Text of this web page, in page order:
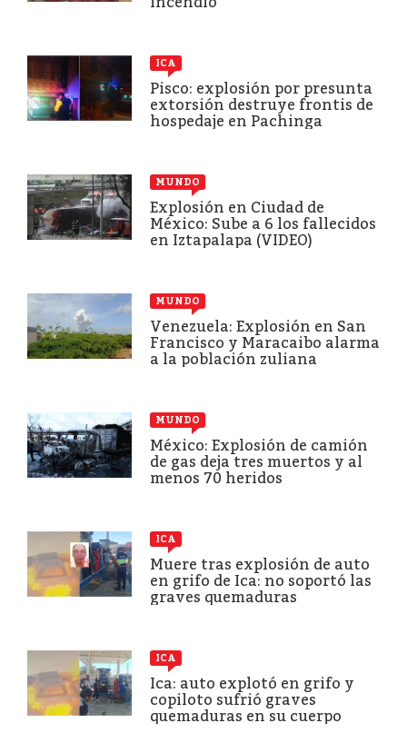
ICA
Pisco: explosión por presunta
extorsión destruye frontis de
hospedaje en Pachinga
MUNDO
Explosión en Ciudad de
México: Sube a 6 los fallecidos
en Iztapalapa (VIDEO)
MUNDO
Venezuela: Explosión en San
Francisco y Maracaibo alarma
a la población zuliana
MUNDO
México: Explosión de camión
de gas deja tres muertos y al
menos 70 heridos
ICA
Muere tras explosión de auto
en grifo de Ica: no soportó las
graves quemaduras
ICA
Ica: auto explotó en grifo y
copiloto sufrió graves
quemaduras en su cuerpo